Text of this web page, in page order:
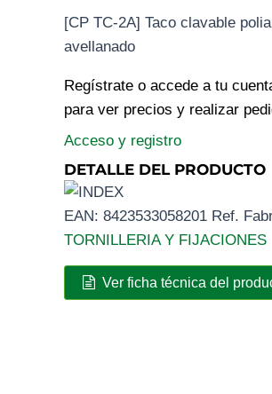
[CP TC-2A] Taco clavable
avellanado
Regístrate o accede a tu
para ver precios y realizar
Acceso y registro
DETALLE DEL PRODUCTO
EAN: 8423533058201 Ref.
TORNILLERIA Y FIJACIONES
Ver ficha técnica del